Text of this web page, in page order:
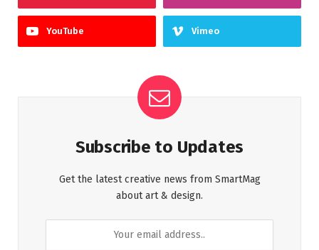
YouTube Vimeo
Subscribe to Updates
Get the latest creative news from SmartMag
about art & design.